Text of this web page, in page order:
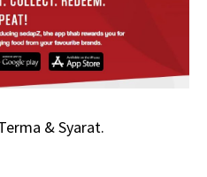
& Syarat.